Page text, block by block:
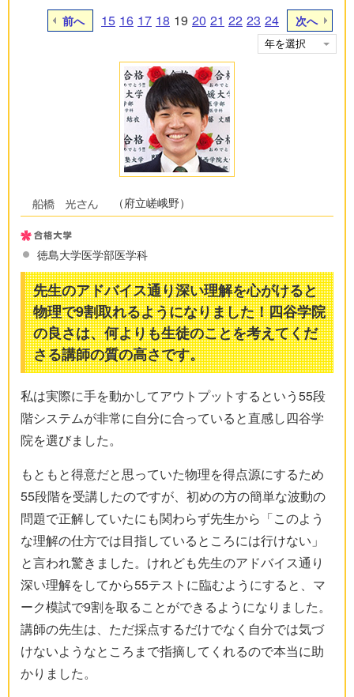
前へ 15 16 17 18 19 20 21 22 23 24 次へ
（府立嵯峨野）
徳島大学医学部医学科
先生のアドバイス通り深い理解を心がけると
物理で9割取れるようになりました！四谷学院
の良さは、何よりも生徒のことを考えてくだ
さる講師の質の高さです。
私は実際に手を動かしてアウトプットするという55段
階システムが非常に自分に合っていると直感し四谷学
院を選びました。
もともと得意だと思っていた物理を得点源にするため
55段階を受講したのですが、初めの方の簡単な波動の
問題で正解していたにも関わらず先生から「このよう
な理解の仕方では目指しているところには行けない」
と言われ驚きました。けれども先生のアドバイス通り
深い理解をしてから55テストに臨むようにすると、マ
ーク模試で9割を取ることができるようになりました。
講師の先生は、ただ採点するだけでなく自分では気づ
けないようなところまで指摘してくれるので本当に助
かりました。